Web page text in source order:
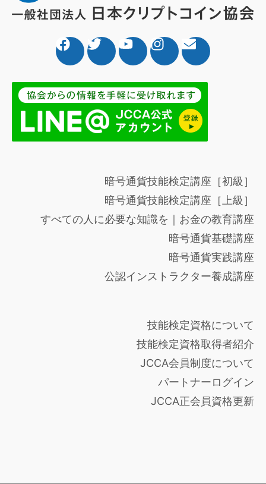
暗号通貨技能検定講座［初級］
暗号通貨技能検定講座［上級］
すべての人に必要な知識を｜お金の教育講座
暗号通貨基礎講座
暗号通貨実践講座
公認インストラクター養成講座
技能検定資格について
技能検定資格取得者紹介
JCCA会員制度について
パートナーログイン
JCCA正会員資格更新